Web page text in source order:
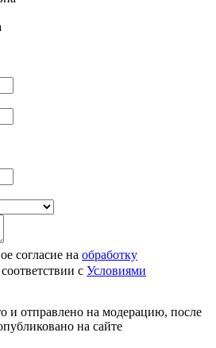
согласие на обработку
с Условиями
и отправлено на модерацию, после
на сайте